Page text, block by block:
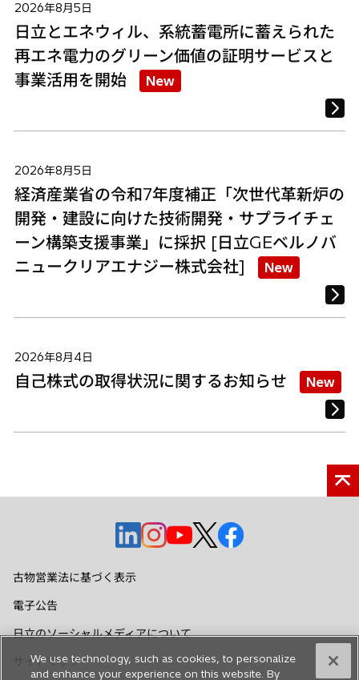
2026年8月5日
日立とエネウィル、系統蓄電所に蓄えられた
再エネ電力のグリーン価値の証明サービスと
事業活用を開始
New
2026年8月5日
経済産業省の令和7年度補正「次世代革新炉の
開発・建設に向けた技術開発・サプライチェ
ーン構築支援事業」に採択 [日立GEベルノバ
ニュークリアエナジー株式会社]
New
2026年8月4日
自己株式の取得状況に関するお知らせ New
新
し
で
く
新
で
く
新
し
く
新
し
く
新
く
古物営業法に基づく表示
電子公告
日立のソーシャルメディアについて
サイトマップ
We use technology, such as cookies, to personalize
and enhance your experience on this website. By